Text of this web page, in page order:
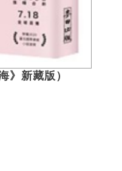
》新藏版）